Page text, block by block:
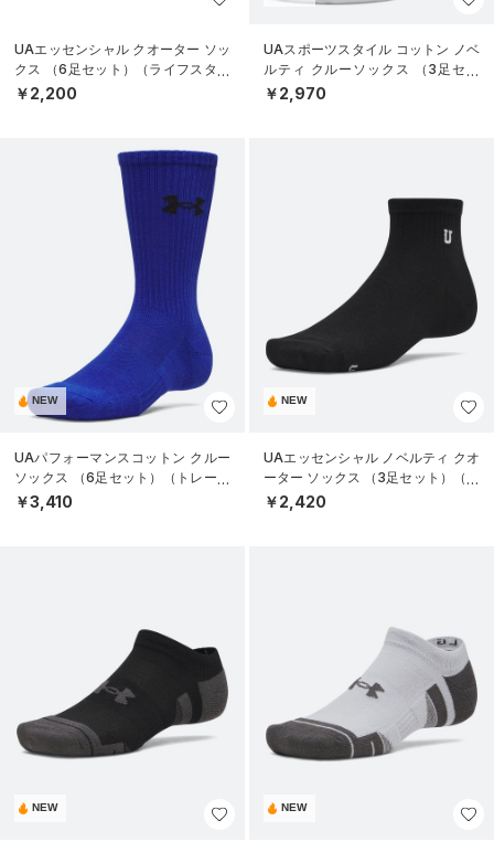
UAエッセンシャル クオーター ソッ
クス （6足セット）（ライフスタイ
ル/KIDS）
￥2,200
UAスポーツスタイル コットン ノベ
ルティ クルーソックス （3足セッ
ト）（トレーニング/UNISEX）
￥2,970
NEW
UAパフォーマンスコットン クルー
ソックス （6足セット）（トレーニ
ング/UNISEX）
￥3,410
NEW
UAエッセンシャル ノベルティ クオ
ーター ソックス （3足セット）（ラ
イフスタイル/UNISEX）
￥2,420
NEW NEW